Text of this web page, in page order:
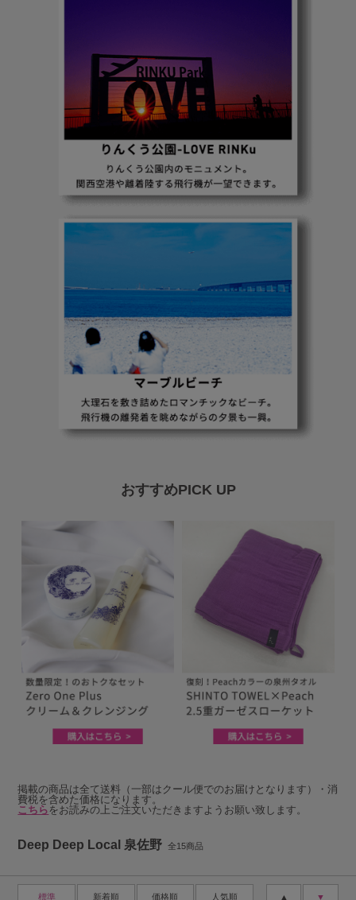
おすすめPICK UP
掲載の商品は全て送料（一部はクール便でのお届けとなります）・消
費税を含めた価格になります。
こちらをお読みの上ご注文いただきますようお願い致します。
Deep Deep Local 泉佐野 全15商品
標準 新着順 価格順 人気順 ▼
▲